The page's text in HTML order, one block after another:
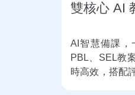
雙核心 AI
AI智慧備課，
PBL、SEL教
時高效，搭配